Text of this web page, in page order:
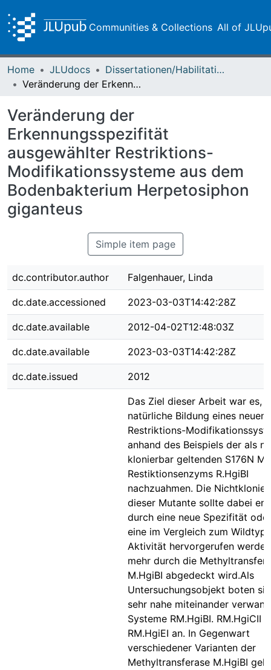
Communities & Collections All of
Home JLUdocs
Dissertationen/Habilitationen
Veränderung der Erkennungsspezifität ausgewählter Restriktions-Modifikationssysteme aus dem Bodenbakterium Herpetosiphon giganteus
Veränderung der
Erkennungsspezifität
ausgewählter Restriktions-
Modifikationssysteme aus dem
Bodenbakterium Herpetosiphon
giganteus
Simple item page
dc.contributor.author Falgenhauer, Linda
dc.date.accessioned 2023-03-03T14:42:28Z
dc.date.available 2012-04-02T12:48:03Z
dc.date.available 2023-03-03T14:42:28Z
dc.date.issued 2012
Das Ziel dieser Arbeit war es,
natürliche Bildung eines neuen
Restriktions-
anhand des Beispiels der als
klonierbar geltenden S176N
Restiktionsenzyms R.HgiBI
nachzuahmen. Die
dieser Mutante sollte dabei
durch eine neue Spezifität
eine im Vergleich zum Wildtyp
Aktivität hervorgerufen
mehr durch die
M.HgiBI abgedeckt wird.Als
Untersuchungsobjekt boten
sehr nahe miteinander
Systeme RM.HgiBI. RM.HgiCII
RM.HgiEI an. In Gegenwart
verschiedener Varianten der
Methyltransferase M.HgiBI